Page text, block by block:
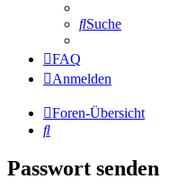
Suche
FAQ
Anmelden
Foren-Übersicht
Suche
Passwort senden